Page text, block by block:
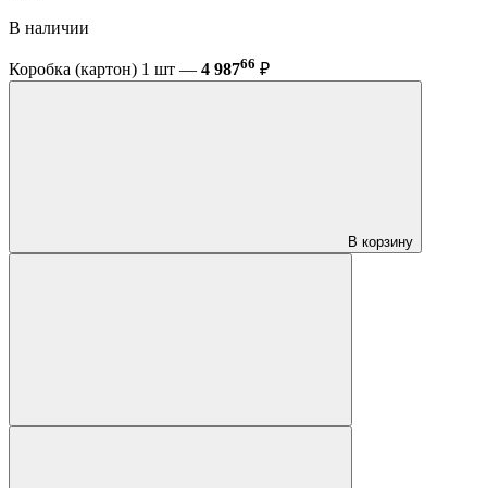
В наличии
Коробка (картон) 1 шт — 4 98766 ₽
В корзину